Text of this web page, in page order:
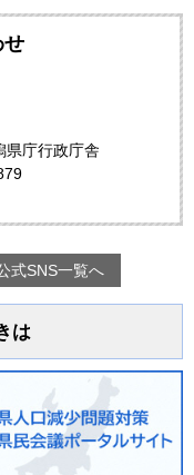
せ
庁行政庁舎
式SNS一覧へ
は